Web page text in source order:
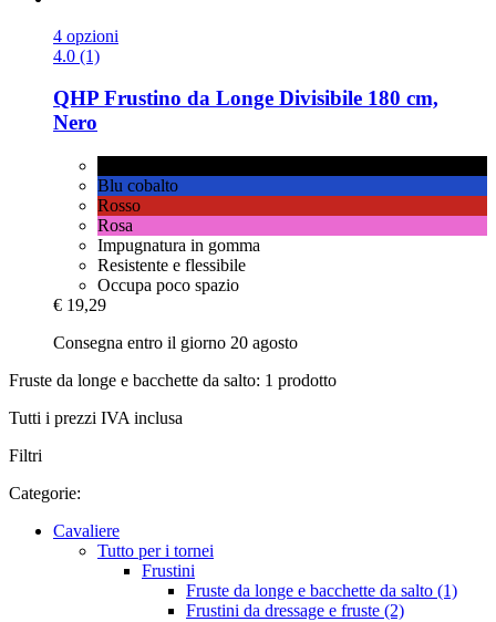
4 opzioni
4.0 (1)
QHP Frustino da Longe Divisibile 180 cm,
Nero
Blu cobalto
Rosso
Rosa
Impugnatura in gomma
Resistente e flessibile
Occupa poco spazio
€ 19,29
Consegna entro il giorno 20 agosto
Fruste da longe e bacchette da salto: 1 prodotto
Tutti i prezzi IVA inclusa
Filtri
Categorie:
Cavaliere
Tutto per i tornei
Frustini
Fruste da longe e bacchette da salto (1)
Frustini da dressage e fruste (2)